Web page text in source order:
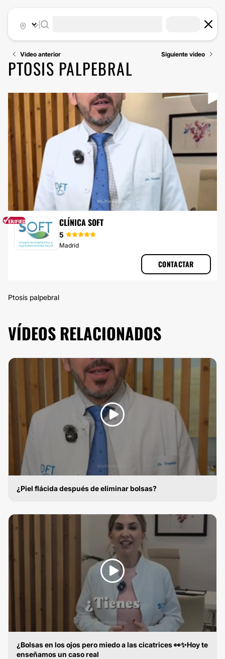
Video anterior Siguiente video
PTOSIS PALPEBRAL
BLEFAROPLASTIA CLÍNICA SOFT
5
Madrid
CONTACTAR
Ptosis palpebral
VÍDEOS RELACIONADOS
¿Piel flácida después de eliminar bolsas?
¿Bolsas en los ojos pero miedo a las cicatrices 👀✨Hoy te
enseñamos un caso real